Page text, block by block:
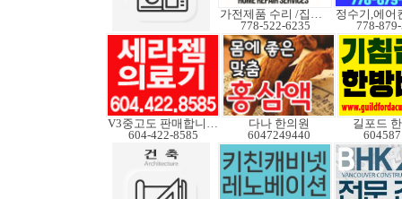
가전제품 수리 /집수리
778-522-6235
778-
V3중고도 판매합니다.
604-422-8585
다나 한의원
6047249440
길포드